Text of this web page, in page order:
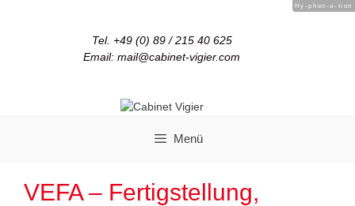
Tel. +49 (0) 89 / 215 40 625
Email: mail@cabinet-vigier.com
Menü
VEFA – Fertigstellung,
Hy-phen-a-tion